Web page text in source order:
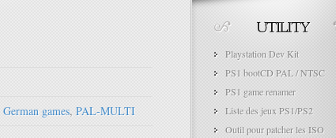
German games, PAL-MULTI
Playstation Dev Kit
PS1 bootCD PAL / NTSC
PS1 game renamer
Liste des jeux PS1/PS2
Outil pour patcher les ISO